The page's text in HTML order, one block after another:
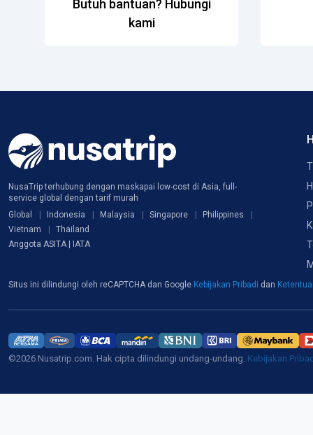
Butuh bantuan? Hubungi
kami
NusaTrip terhubung dengan maskapai low-cost di Asia, full-
service global dengan tarif murah
Global
Indonesia Malaysia Singapore
Philippines
Vietnam
Thailand
Anggota ASITA | IATA
Situs ini dilindungi oleh reCAPTCHA dan Google Kebijakan Pribadi dan
©2026 Nusatrip.com. Hak cipta dilindungi undang-undang. Kebijakan